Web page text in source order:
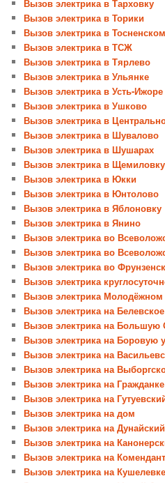
Вызов электрика в Тарховку
Вызов электрика в Торики
Вызов электрика в
Вызов электрика в ТСЖ
Вызов электрика в Тярлево
Вызов электрика в Ульянке
Вызов электрика в Усть-Ижоре
Вызов электрика в Ушково
Вызов электрика в
Вызов электрика в Шувалово
Вызов электрика в Шушарах
Вызов электрика в
Вызов электрика в Юкки
Вызов электрика в Юнтолово
Вызов электрика в Яблоновку
Вызов электрика в Янино
Вызов электрика во
Вызов электрика во
Вызов электрика во
Вызов электрика
Вызов электрика Молодёжном
Вызов электрика на
Вызов электрика на Большую
Вызов электрика на Боровую
Вызов электрика на
Вызов электрика на
Вызов электрика на Гражданке
Вызов электрика на
Вызов электрика на дом
Вызов электрика на
Вызов электрика на
Вызов электрика на
Вызов электрика на Кушелевке